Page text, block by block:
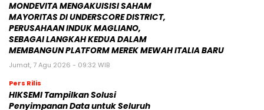
MONDEVITA MENGAKUISISI SAHAM
MAYORITAS DI UNDERSCORE DISTRICT,
PERUSAHAAN INDUK MAGLIANO,
SEBAGAI LANGKAH KEDUA DALAM
MEMBANGUN PLATFORM MEREK MEWAH ITALIA BARU
Jumat, 7 Agu 2026 - 09:32 WIB
Pers Rilis
HIKSEMI Tampilkan Solusi
Penyimpanan Data untuk Seluruh